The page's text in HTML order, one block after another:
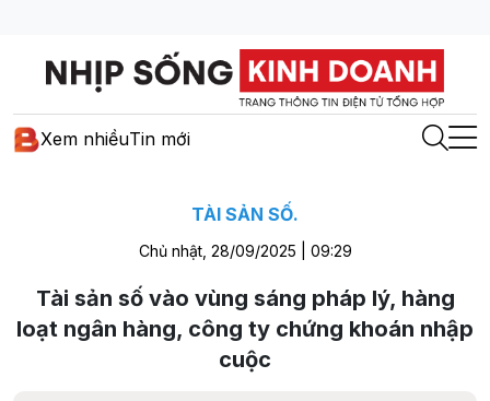
Xem nhiềuTin mới
TÀI SẢN SỐ.
Chủ nhật, 28/09/2025 | 09:29
Tài sản số vào vùng sáng pháp lý, hàng
loạt ngân hàng, công ty chứng khoán nhập
cuộc